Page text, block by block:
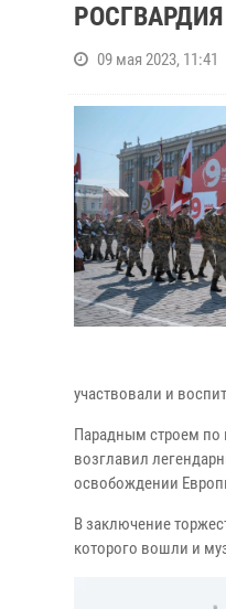
09 мая 2023, 11:41
участвовали и
Парадным строем по
возглавил
освобождении
В заключение
которого вошли и